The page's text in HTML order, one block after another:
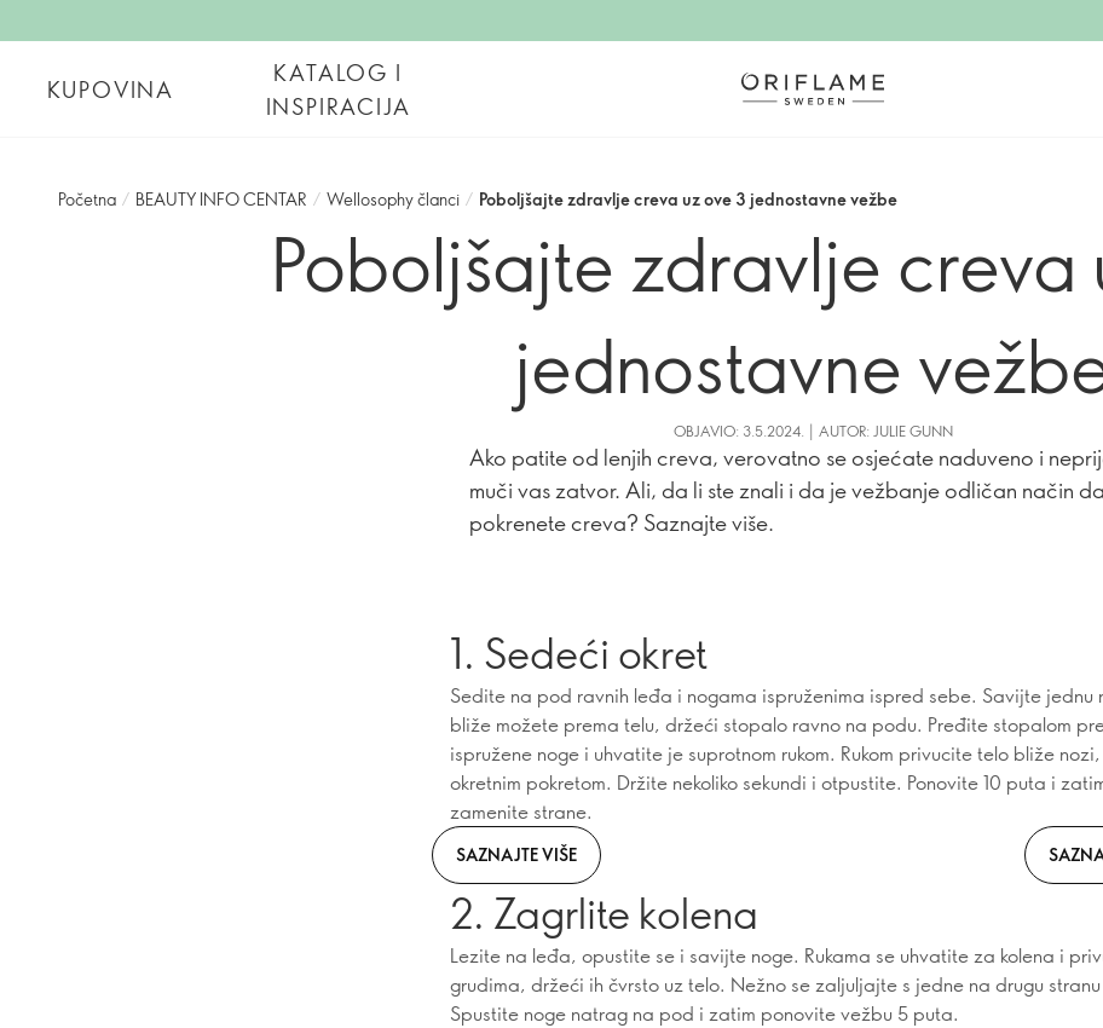
KUPOVINA
KATALOG I
INSPIRACIJA
Početna / BEAUTY INFO CENTAR / Wellosophy članci / Poboljšajte zdravlje creva uz ove 3 jednostavne vežbe
Poboljšajte zdravlje creva
jednostavne
OBJAVIO: 3.5.2024. | AUTOR: JULIE GUNN
Ako patite od lenjih creva, verovatno se osjećate naduveno i
muči vas zatvor. Ali, da li ste znali i da je vežbanje odličan način da
pokrenete creva? Saznajte više.
1. Sedeći okret
Sedite na pod ravnih leđa i nogama ispruženima ispred sebe. Savijte jednu
bliže možete prema telu, držeći stopalo ravno na podu. Pređite stopalom
ispružene noge i uhvatite je suprotnom rukom. Rukom privucite telo bliže nozi,
okretnim pokretom. Držite nekoliko sekundi i otpustite. Ponovite 10 puta i
zamenite strane.
SAZNAJTE VIŠE
2. Zagrlite kolena
Lezite na leđa, opustite se i savijte noge. Rukama se uhvatite za kolena i
grudima, držeći ih čvrsto uz telo. Nežno se zaljuljajte s jedne na drugu
Spustite noge natrag na pod i zatim ponovite vežbu 5 puta.